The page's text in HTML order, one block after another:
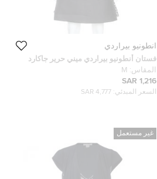
أنطونيو بيراردي
فستان أنطونيو بيراردي ميني حرير جاكارد
نمط هندسي مونوكروم M
المقاس: M
1,216 SAR
السعر المبدئي: 4,777 SAR
غير مستعمل